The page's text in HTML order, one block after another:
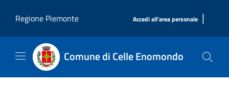
Regione Piemonte
Accedi all'area personale |
Comune di Celle Enomondo